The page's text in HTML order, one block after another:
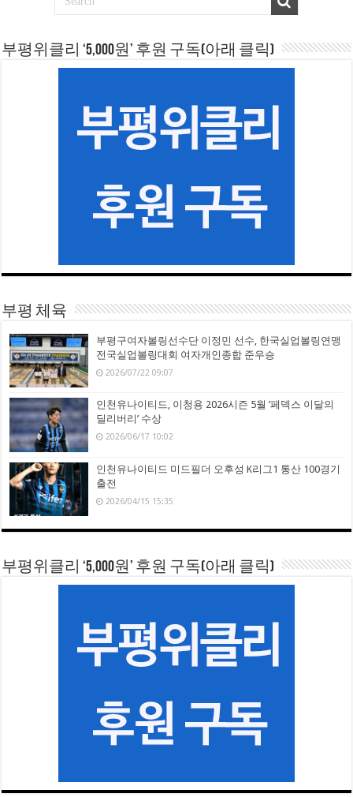
부평위클리 ‘5,000원’ 후원 구독(아래 클릭)
부평 체육
부평구여자볼링선수단 이정민 선수, 한국실업볼링연맹
전국실업볼링대회 여자개인종합 준우승
2026/07/22 09:07
인천유나이티드, 이청용 2026시즌 5월 ‘페덱스 이달의
딜리버리’ 수상
2026/06/17 10:02
인천유나이티드 미드필더 오후성 K리그1 통산 100경기
출전
2026/04/15 15:35
부평위클리 ‘5,000원’ 후원 구독(아래 클릭)